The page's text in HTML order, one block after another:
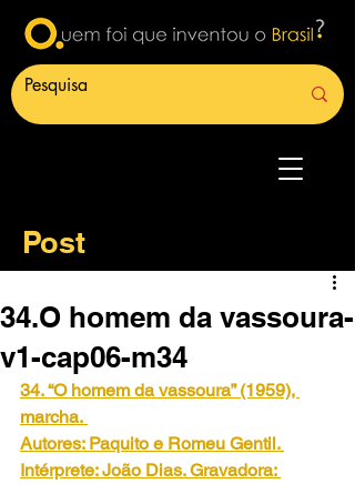
Post
34.O homem da vassoura-
v1-cap06-m34
34. “O homem da vassoura” (1959),
marcha.
Autores: Paquito e Romeu Gentil.
Intérprete: João Dias. Gravadora: